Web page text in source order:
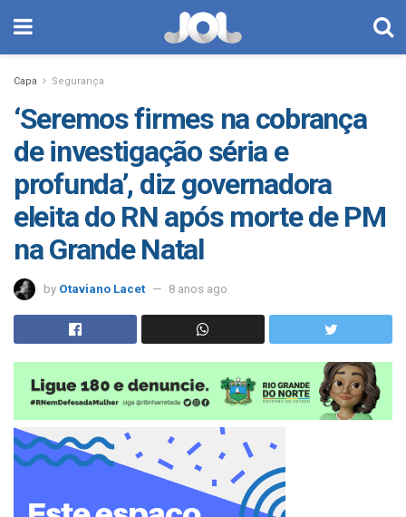
Capa Segurança
‘Seremos firmes na cobrança
de investigação séria e
profunda’, diz governadora
eleita do RN após morte de PM
na Grande Natal
by Otaviano Lacet 8 anos ago